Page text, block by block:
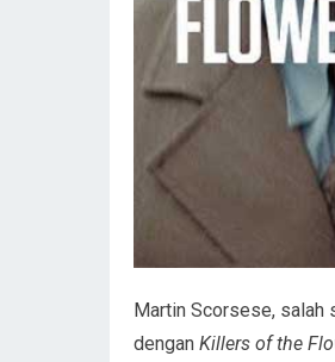
Martin Scorsese, salah
dengan Killers of the